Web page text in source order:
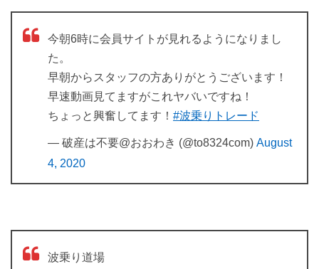
今朝6時に会員サイトが見れるようになりまし
た。
早朝からスタッフの方ありがとうございます！
早速動画見てますがこれヤバいですね！
ちょっと興奮してます！ #波乗りトレード
— 破産は不要@おおわき (@to8324com) August
4, 2020
波乗り道場